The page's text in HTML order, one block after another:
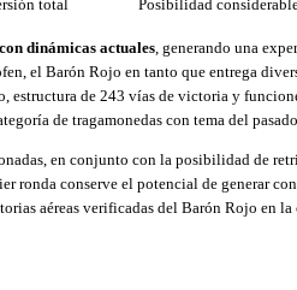
total Posibilidad
dinámicas actuales, generando una
el Barón Rojo en tanto que entrega
de 243 vías de victoria y
de tragamonedas con tema del
en conjunto con la posibilidad de
ronda conserve el potencial de generar
aéreas verificadas del Barón Rojo en